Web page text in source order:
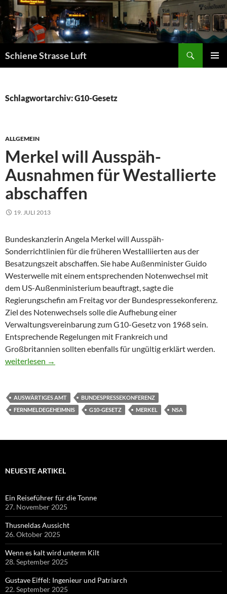
Zum
Inhalt
springen
Schiene Strasse Luft
Schlagwortarchiv: G10-Gesetz
ALLGEMEIN
Merkel will Ausspäh-
Ausnahmen für Westallierte
abschaffen
19. JULI 2013
Bundeskanzlerin Angela Merkel will Ausspäh-
Sonderrichtlinien für die früheren Westalliierten aus der
Besatzungszeit abschaffen. Sie habe Außenminister Guido
Westerwelle mit einem entsprechenden Notenwechsel mit
dem US-Außenministerium beauftragt, sagte die
Regierungschefin am Freitag vor der Bundespressekonferenz.
Ziel des Notenwechsels solle die Aufhebung einer
Verwaltungsvereinbarung zum G10-Gesetz von 1968 sein.
Entsprechende Regelungen mit Frankreich und
Großbritannien sollten ebenfalls für ungültig erklärt werden.
Merkel will Ausspäh-Ausnahmen für Westallierte abschaffen
weiterlesen →
AUSWÄRTIGES AMT
BUNDESPRESSEKONFERENZ
FERNMELDEGEHEIMNIS
G10-GESETZ MERKEL NSA
NEUESTE ARTIKEL
Ein Reiseführer für die Tonne
27. November 2025
Thusneldas Aussicht
26. Oktober 2025
Wenn es kalt wird unterm Kilt
28. September 2025
Gustave Eiffel: Ingenieur und Patriarch
22. September 2025